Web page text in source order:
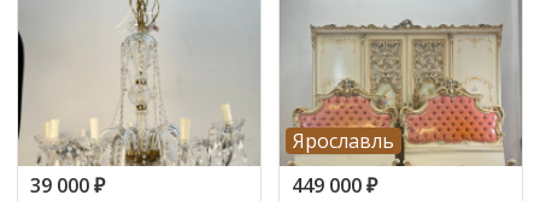
39 000₽
Ярославль
449 000₽